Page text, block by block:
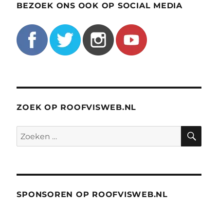
BEZOEK ONS OOK OP SOCIAL MEDIA
ZOEK OP ROOFVISWEB.NL
Zoeken
naar:
SPONSOREN OP ROOFVISWEB.NL